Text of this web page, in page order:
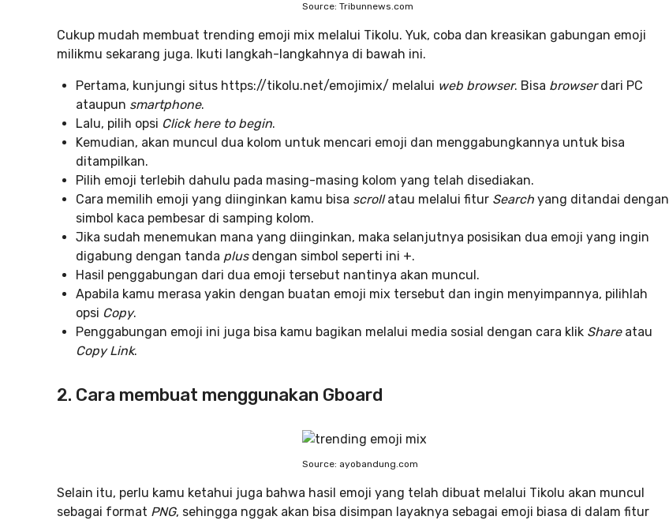
Source: Tribunnews.com
Cukup mudah membuat trending emoji mix melalui Tikolu. Yuk, coba dan kreasikan gabungan emoji
milikmu sekarang juga. Ikuti langkah-langkahnya di bawah ini.
Pertama, kunjungi situs https://tikolu.net/emojimix/ melalui web browser. Bisa browserdari PC
ataupun smartphone.
Lalu, pilih opsi Click here to begin.
Kemudian, akan muncul dua kolom untuk mencari emoji dan menggabungkannya untuk bisa
ditampilkan.
Pilih emoji terlebih dahulu pada masing-masing kolom yang telah disediakan.
Cara memilih emoji yang diinginkan kamu bisa scrollatau melalui fitur Search yang ditandai dengan
simbol kaca pembesar di samping kolom.
Jika sudah menemukan mana yang diinginkan, maka selanjutnya posisikan dua emoji yang ingin
digabung dengan tanda plusdengan simbol seperti ini +.
Hasil penggabungan dari dua emoji tersebut nantinya akan muncul.
Apabila kamu merasa yakin dengan buatan emoji mix tersebut dan ingin menyimpannya, pilihlah
opsi Copy.
Penggabungan emoji ini juga bisa kamu bagikan melalui media sosial dengan cara klik Shareatau
Copy Link.
2. Cara membuat menggunakan Gboard
Source: ayobandung.com
Selain itu, perlu kamu ketahui juga bahwa hasil emoji yang telah dibuat melalui Tikolu akan muncul
sebagai format PNG, sehingga nggak akan bisa disimpan layaknya sebagai emoji biasa di dalam fitur